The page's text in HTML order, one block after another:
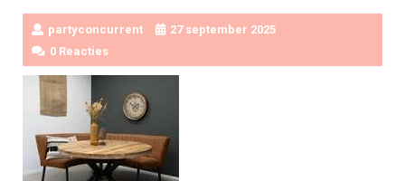
partyconcurrent
27 september 2025
0 Reacties